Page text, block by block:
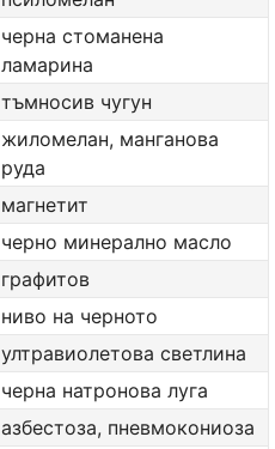
черна стоманена
ламарина
тъмносив чугун
жиломелан, манганова
руда
магнетит
черно минерално масло
графитов
ниво на черното
ултравиолетова светлина
черна натронова луга
азбестоза, пневмокониоза